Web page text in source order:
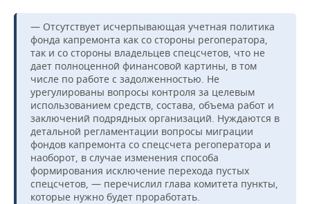
— Отсутствует исчерпывающая учетная политика
фонда капремонта как со стороны регоператора,
так и со стороны владельцев спецсчетов, что не
дает полноценной финансовой картины, в том
числе по работе с задолженностью. Не
урегулированы вопросы контроля за целевым
использованием средств, состава, объема работ и
заключений подрядных организаций. Нуждаются в
детальной регламентации вопросы миграции
фондов капремонта со спецсчета регоператора и
наоборот, в случае изменения способа
формирования исключение перехода пустых
спецсчетов, — перечислил глава комитета пункты,
которые нужно будет проработать.